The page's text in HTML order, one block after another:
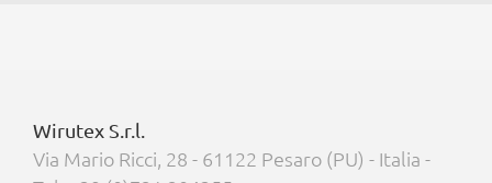
Wirutex S.r.l.
Via Mario Ricci, 28 - 61122 Pesaro (PU) - Italia -